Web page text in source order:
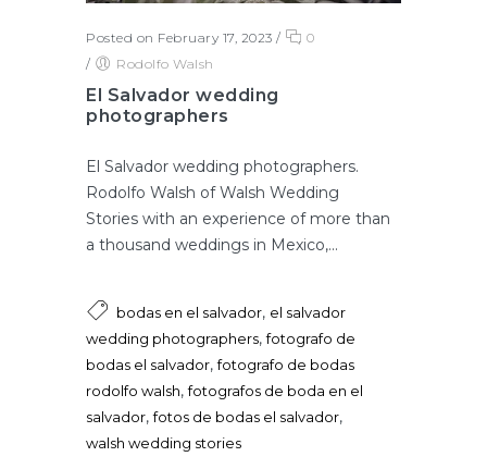
Posted on February 17, 2023 /
0
/
Rodolfo Walsh
El Salvador wedding
photographers
El Salvador wedding photographers.
Rodolfo Walsh of Walsh Wedding
Stories with an experience of more than
a thousand weddings in Mexico,...
bodas en el salvador, el salvador
wedding photographers,fotografo de
bodas el salvador,fotografo de bodas
rodolfo walsh,fotografos de boda en el
salvador,fotos de bodas el salvador,
walsh wedding stories